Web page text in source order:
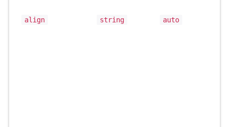
align string auto